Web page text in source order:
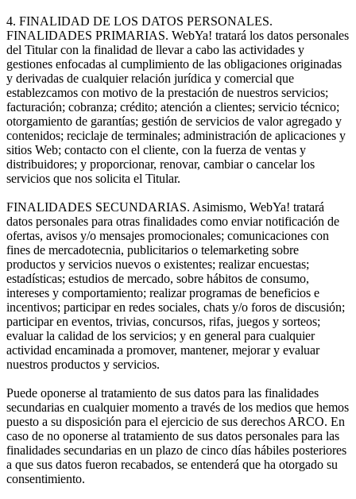
4. FINALIDAD DE LOS DATOS PERSONALES.
FINALIDADES PRIMARIAS. WebYa! tratará los datos personales
del Titular con la finalidad de llevar a cabo las actividades y
gestiones enfocadas al cumplimiento de las obligaciones originadas
y derivadas de cualquier relación jurídica y comercial que
establezcamos con motivo de la prestación de nuestros servicios;
facturación; cobranza; crédito; atención a clientes; servicio técnico;
otorgamiento de garantías; gestión de servicios de valor agregado y
contenidos; reciclaje de terminales; administración de aplicaciones y
sitios Web; contacto con el cliente, con la fuerza de ventas y
distribuidores; y proporcionar, renovar, cambiar o cancelar los
servicios que nos solicita el Titular.
FINALIDADES SECUNDARIAS. Asimismo, WebYa! tratará
datos personales para otras finalidades como enviar notificación de
ofertas, avisos y/o mensajes promocionales; comunicaciones con
fines de mercadotecnia, publicitarios o telemarketing sobre
productos y servicios nuevos o existentes; realizar encuestas;
estadísticas; estudios de mercado, sobre hábitos de consumo,
intereses y comportamiento; realizar programas de beneficios e
incentivos; participar en redes sociales, chats y/o foros de discusión;
participar en eventos, trivias, concursos, rifas, juegos y sorteos;
evaluar la calidad de los servicios; y en general para cualquier
actividad encaminada a promover, mantener, mejorar y evaluar
nuestros productos y servicios.
Puede oponerse al tratamiento de sus datos para las finalidades
secundarias en cualquier momento a través de los medios que hemos
puesto a su disposición para el ejercicio de sus derechos ARCO. En
caso de no oponerse al tratamiento de sus datos personales para las
finalidades secundarias en un plazo de cinco días hábiles posteriores
a que sus datos fueron recabados, se entenderá que ha otorgado su
consentimiento.